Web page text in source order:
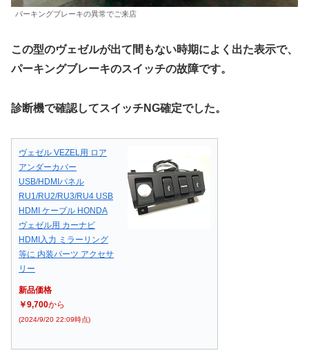
パーキングブレーキの異常でご来店
この型のヴェゼルが出て間もない時期によく出た表示で、
パーキングブレーキのスイッチの故障です。
診断機で確認してスイッチNG確定でした。
ヴェゼル VEZEL用 ロア
アンダーカバー
USB/HDMIパネル
RU1/RU2/RU3/RU4 USB
HDMI ケーブル HONDA
ヴェゼル用 カーナビ
HDMI入力 ミラーリング
等に 内装パーツ アクセサ
リー
新品価格
￥9,700から
(2024/9/20 22:09時点)